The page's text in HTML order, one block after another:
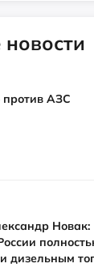
новости
АЗС
Новак:
дизельным